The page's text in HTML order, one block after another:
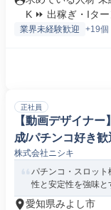
K ⏩ 出稼ぎ・Iター
業界未経験歓迎 +19個
正社員
【動画デザイナ
成/パチンコ好き
株式会社ニシキ
パチンコ・スロット
性と安定性を強味と
愛知県みよし市